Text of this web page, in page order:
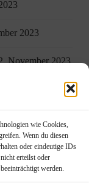
wie Cookies,
Wenn du diesen
oder eindeutige IDs
erteilst oder
werden.
2023
November 2023
2023
in Vilich
2023